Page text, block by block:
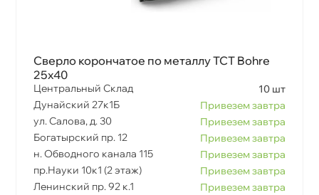
Сверло корончатое по металлу TCT Bohre
25х40
Центральный Склад
10 шт
Дунайский 27к1Б
Привезем завтра
ул. Салова, д. 30
Привезем завтра
Богатырский пр. 12
Привезем завтра
н. Обводного канала 115
Привезем завтра
пр.Науки 10к1 (2 этаж)
Привезем завтра
Ленинский пр. 92 к.1
Привезем завтра